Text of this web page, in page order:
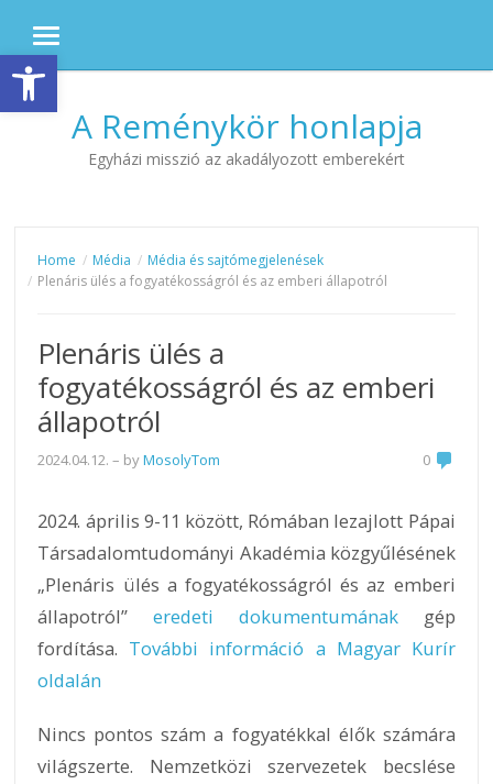
Eszköztár megnyitása
MENU
Skip to content
A Reménykör honlapja
Egyházi misszió az akadályozott emberekért
Home Média
Média és sajtómegjelenések
Plenáris ülés a fogyatékosságról és az emberi állapotról
Plenáris ülés a
fogyatékosságról és az emberi
állapotról
2024.04.12. – byMosolyTom 0
2024. április 9-11 között, Rómában lezajlott Pápai
Társadalomtudományi Akadémia közgyűlésének
„Plenáris ülés a fogyatékosságról és az emberi
állapotról”eredeti dokumentumánakgép
fordítása. További információ a Magyar Kurír
oldalán
Nincs pontos szám a fogyatékkal élők számára
világszerte. Nemzetközi szervezetek becslése